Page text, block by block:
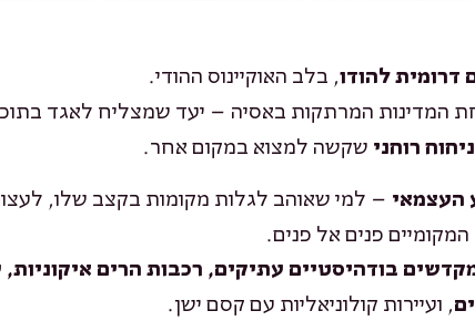
דרומית להודו, בלב האוקיינוס ההודי.
המדינות המרתקות באסיה – יעד שמצליח לאגד
רוחני שקשה למצוא במקום אחר.
העצמאי – למי שאוהב לגלות מקומות בקצב שלו,
פנים אל פנים.
בודהיסטיים עתיקים, רכבות הרים
, ועיירות קולוניאליות עם קסם ישן.